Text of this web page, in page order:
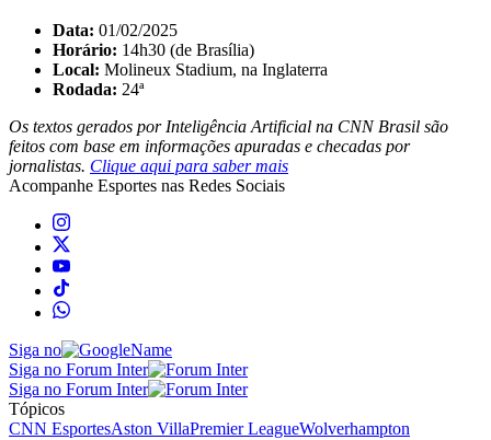
Data: 01/02/2025
Horário: 14h30 (de Brasília)
Local: Molineux Stadium, na Inglaterra
Rodada: 24ª
Os textos gerados por Inteligência Artificial na CNN Brasil são
feitos com base em informações apuradas e checadas por
jornalistas. Clique aqui para saber mais
Acompanhe Esportes nas Redes Sociais
Siga no
Siga no Forum Inter
Siga no Forum Inter
Tópicos
CNN EsportesAston VillaPremier LeagueWolverhampton